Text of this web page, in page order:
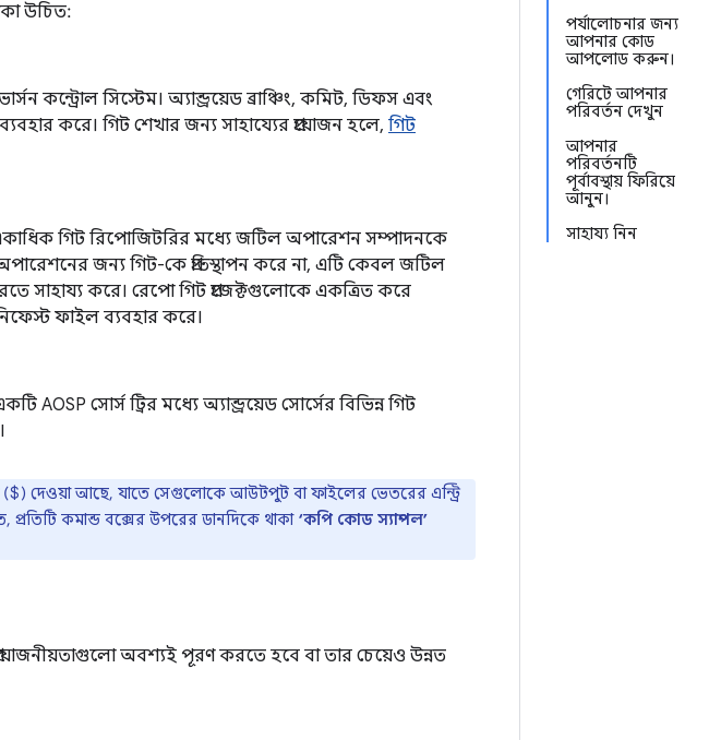
পর্যালোচনার জন্য
আপনার কোড
আপলোড করুন।
গেরিটে আপনার
পরিবর্তন দেখুন
আপনার
পরিবর্তনটি
পূর্বাবস্থায় ফিরিয়ে
আনুন।
সাহায্য নিন
উচিত:
কন্ট্রোল সিস্টেম। অ্যান্ড্রয়েড ব্রাঞ্চিং, কমিট, ডিফস এবং
করে। গিট শেখার জন্য সাহায্যের প্রয়োজন হলে, গিট
গিট রিপোজিটরির মধ্যে জটিল অপারেশন সম্পাদনকে
জন্য গিট-কে প্রতিস্থাপন করে না, এটি কেবল জটিল
করে। রেপো গিট প্রজেক্টগুলোকে একত্রিত করে
ফাইল ব্যবহার করে।
সোর্স ট্রির মধ্যে অ্যান্ড্রয়েড সোর্সের বিভিন্ন গিট
($) দেওয়া আছে, যাতে সেগুলোকে আউটপুট বা ফাইলের ভেতরের এন্ট্রি
কমান্ড বক্সের উপরের ডানদিকে থাকা ‘কপি কোড স্যাম্পল’
অবশ্যই পূরণ করতে হবে বা তার চেয়েও উন্নত